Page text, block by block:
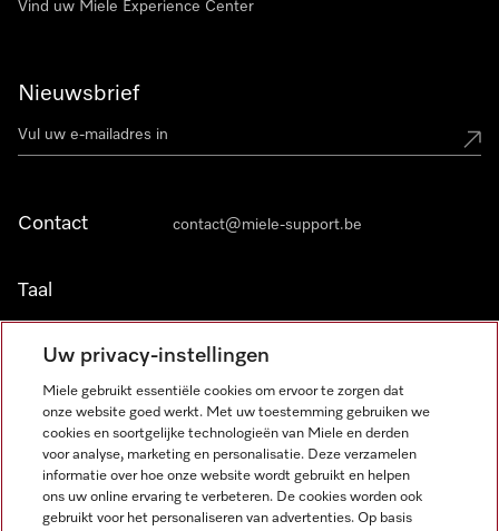
Vind uw Miele Experience Center
Nieuwsbrief
Contact contact@miele-support.be
Taal
NEDERLANDS
Miele op Facebook
Miele op Youtube
Miele op Instagram
Miele op Pinterest
Uw privacy-instellingen
Miele gebruikt essentiële cookies om ervoor te zorgen dat
onze website goed werkt. Met uw toestemming gebruiken we
cookies en soortgelijke technologieën van Miele en derden
voor analyse, marketing en personalisatie. Deze verzamelen
informatie over hoe onze website wordt gebruikt en helpen
ons uw online ervaring te verbeteren. De cookies worden ook
gebruikt voor het personaliseren van advertenties. Op basis